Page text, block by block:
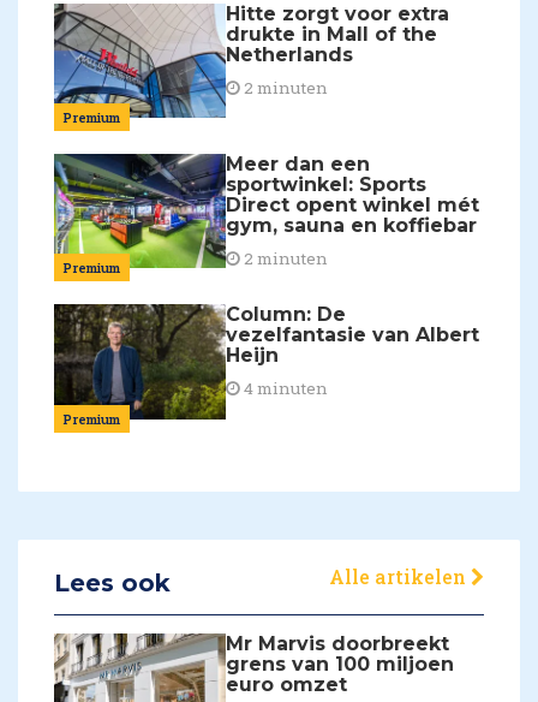
Premium
Hitte zorgt voor extra
drukte in Mall of the
Netherlands
2 minuten
Premium
Meer dan een
sportwinkel: Sports
Direct opent winkel mét
gym, sauna en koffiebar
2 minuten
Premium
Column: De
vezelfantasie van Albert
Heijn
4 minuten
Lees ook Alle artikelen
Mr Marvis doorbreekt
grens van 100 miljoen
euro omzet